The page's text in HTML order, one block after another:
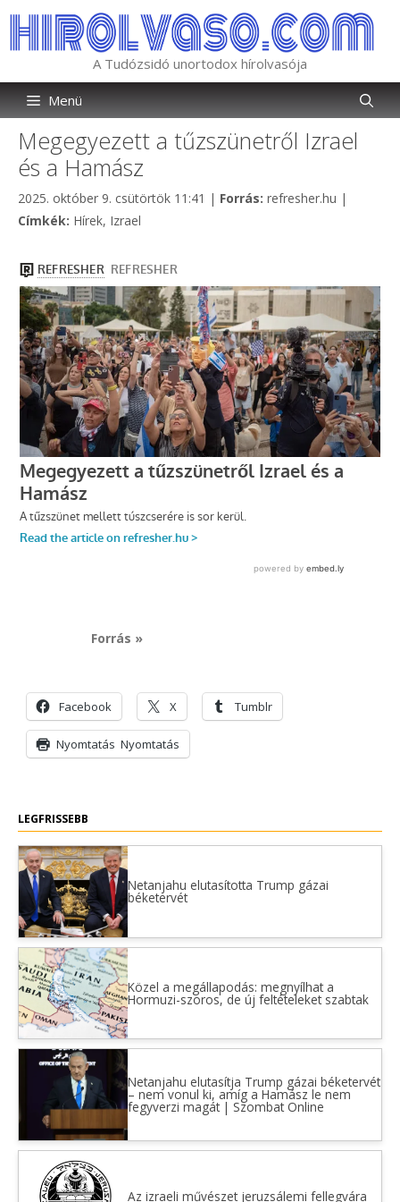
tartalomba
A Tudózsidó unortodox hírolvasója
Menü
Megegyezett a tűzszünetről Izrael
és a Hamász
2025. október 9. csütörtök 11:41 | Forrás: Kategória
refresher.hu |
Címkék: Címkék
Hírek, Izrael
Forrás »
Facebook X Tumblr
Nyomtatás Nyomtatás
LEGFRISSEBB
Netanjahu elutasította Trump gázai
béketervét
Közel a megállapodás: megnyílhat a
Hormuzi-szoros, de új feltételeket szabtak
Netanjahu elutasítja Trump gázai béketervét
– nem vonul ki, amíg a Hamász le nem
fegyverzi magát | Szombat Online
Az izraeli művészet jeruzsálemi fellegvára